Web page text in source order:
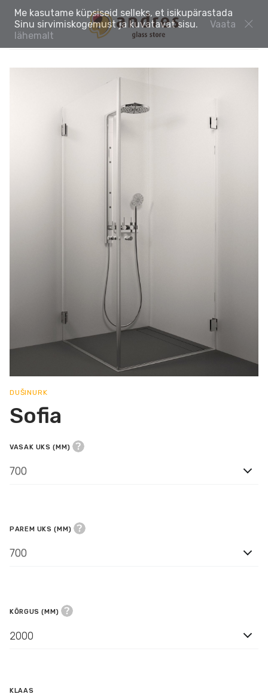
DUŠINURK
Sofia
VASAK UKS (MM)
700
PAREM UKS (MM)
700
KÕRGUS (MM)
2000
KLAAS
Me kasutame küpsiseid selleks, et isikupärastada
Sinu sirvimiskogemust ja kuvatavat sisu.
Vaata
lähemalt